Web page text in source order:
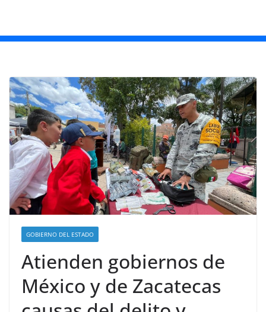
GOBIERNO DEL ESTADO
Atienden gobiernos de
México y de Zacatecas